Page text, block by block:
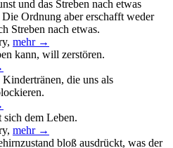
und das Streben nach etwas
Ordnung aber erschafft weder
Streben nach etwas.
, mehr →
kann, will zerstören.
die uns als
dem Leben.
, mehr →
bloß ausdrückt, was der